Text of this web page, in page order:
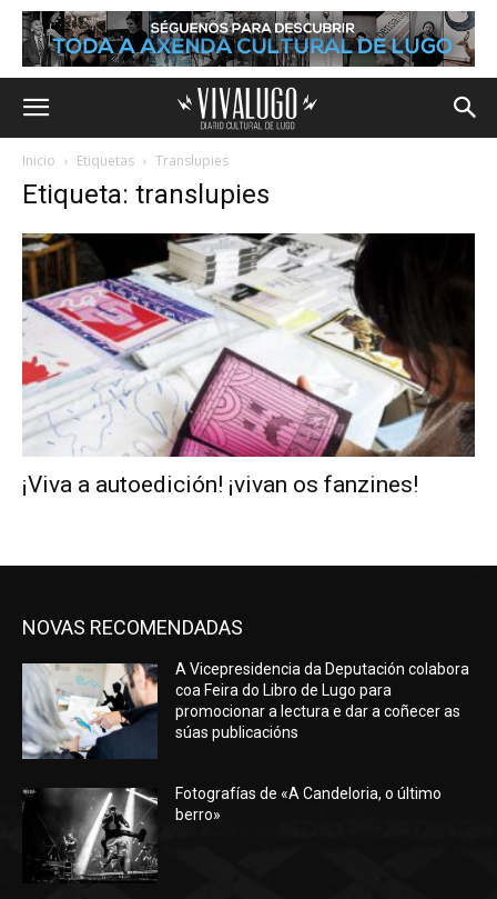
Inicio Etiquetas Translupies
Etiqueta: translupies
¡Viva a autoedición! ¡vivan os fanzines!
NOVAS RECOMENDADAS
A Vicepresidencia da Deputación colabora
coa Feira do Libro de Lugo para
promocionar a lectura e dar a coñecer as
súas publicacións
Fotografías de «A Candeloria, o último
berro»